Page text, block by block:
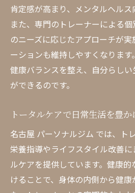
肯定感が高まり、メンタルヘルス
また、専門のトレーナーによる
のニーズに応じたアプローチが
ーションも維持しやすくなりま
健康バランスを整え、自分らし
ができるのです。
トータルケアで日常生活を豊
名古屋 パーソナルジム では、ト
栄養指導やライフスタイル改善
ルケアを提供しています。健康
けることで、身体の内側から健康